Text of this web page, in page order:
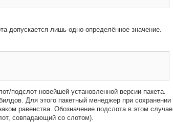
допускается лишь одно определённое значение.
подслот новейшей установленной версии пакета.
Для этого пакетный менеджер при сохранении
равенства. Обозначение подслота в этом случае
совпадающий со слотом).